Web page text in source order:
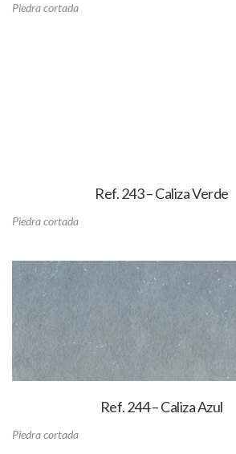
Piedra cortada
Ref. 243 – Caliza Verde
Piedra cortada
Ref. 244 – Caliza Azul
Piedra cortada